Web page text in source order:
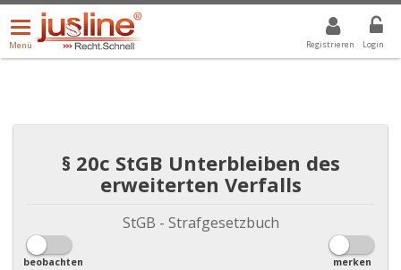
Registrieren Login
Menü
öffnen/schließen
Menü
ALLE DROPDOWN: GEWÄHLTER WERT IST ALLE
§ 20c StGB Unterbleiben des
erweiterten Verfalls
StGB - Strafgesetzbuch
beobachten merken